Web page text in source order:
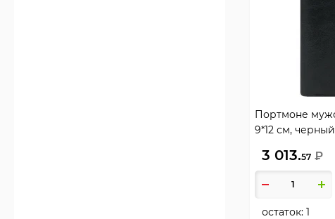
Портмоне
9*12 см,
3 013.57 ₽
остаток: 1